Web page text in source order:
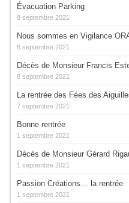
Évacuation Parking
8 septembre 2021
Nous sommes en Vigilance
8 septembre 2021
Décès de Monsieur Francis
8 septembre 2021
La rentrée des Fées des
7 septembre 2021
Bonne rentrée
1 septembre 2021
Décès de Monsieur Gérard
1 septembre 2021
Passion Créations… la rentrée
1 septembre 2021